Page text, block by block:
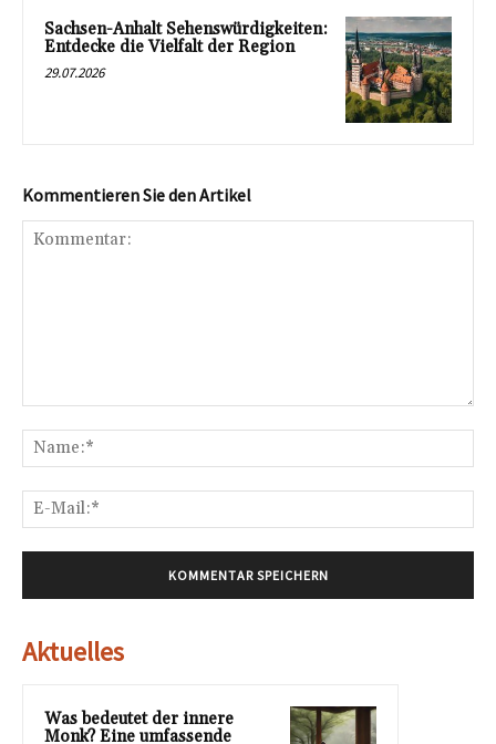
Sachsen-Anhalt Sehenswürdigkeiten:
Entdecke die Vielfalt der Region
29.07.2026
Kommentieren Sie den Artikel
Aktuelles
Was bedeutet der innere
Monk? Eine umfassende